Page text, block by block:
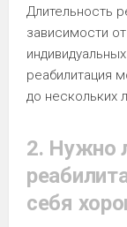
Длительность
зависимости
реабилитация
до нескольких
2. Нужно
себя